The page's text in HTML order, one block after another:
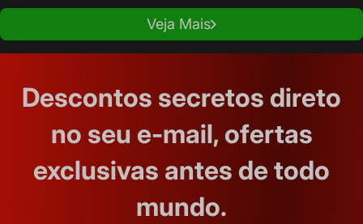
Veja Mais
Descontos secretos direto
no seu e-mail, ofertas
exclusivas antes de todo
mundo.